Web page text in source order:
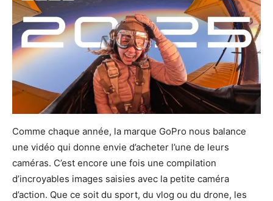
Comme chaque année, la marque GoPro nous balance
une vidéo qui donne envie d’acheter l’une de leurs
caméras. C’est encore une fois une compilation
d’incroyables images saisies avec la petite caméra
d’action. Que ce soit du sport, du vlog ou du drone, les